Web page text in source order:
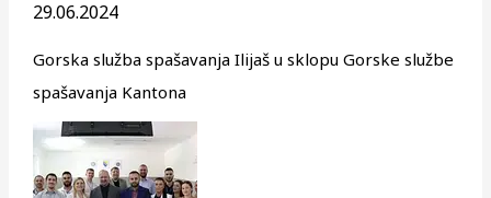
29.06.2024
Gorska služba spašavanja Ilijaš u sklopu Gorske službe
spašavanja Kantona